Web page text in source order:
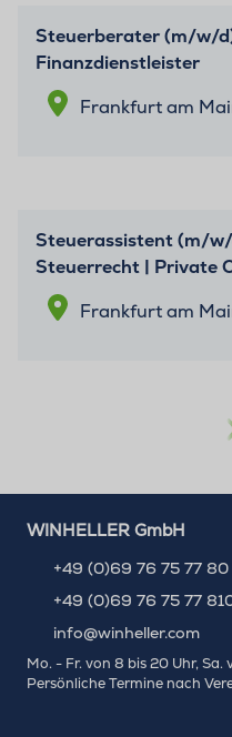
Steuerberater (m/w/
Finanzdienstleister
Frankfurt am
Steuerassistent (m/
Steuerrecht | Private
Frankfurt am
WINHELLER GmbH
+49 (0)69 76 75 77 80
+49 (0)69 76 75 77
info@winheller.com
Mo. - Fr. von 8 bis 20 Uhr, Sa.
Persönliche Termine nach